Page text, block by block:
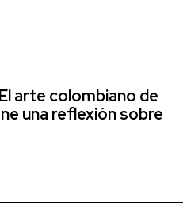
arte colombiano de
una reflexión sobre